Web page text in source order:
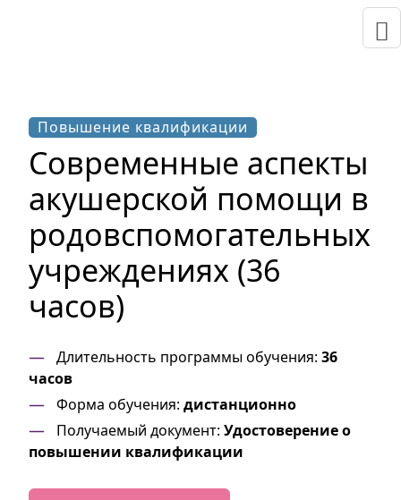
Повышение квалификации
Современные аспекты
акушерской помощи в
родовспомогательных
учреждениях (36
часов)
Длительность программы обучения: 36
часов
Форма обучения: дистанционно
Получаемый документ: Удостоверение о
повышении квалификации